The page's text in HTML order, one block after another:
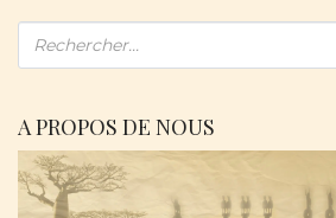
A PROPOS DE NOUS